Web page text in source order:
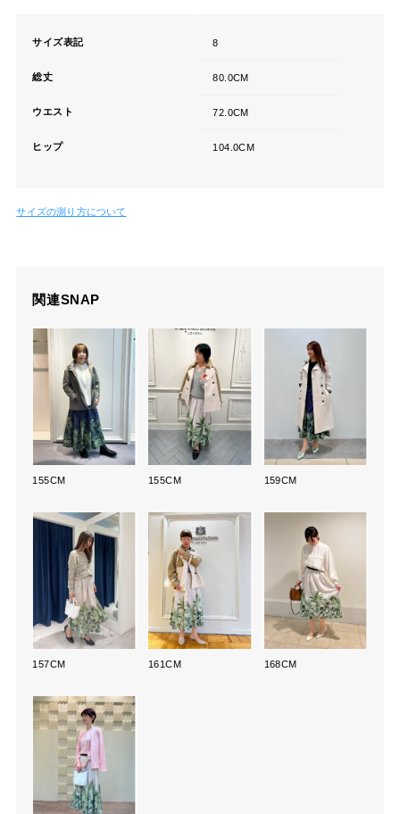
サイズ表記 8
総丈 80.0CM
ウエスト 72.0CM
ヒップ 104.0CM
サイズの測り方について
関連SNAP
155CM 155CM 159CM
157CM 161CM 168CM